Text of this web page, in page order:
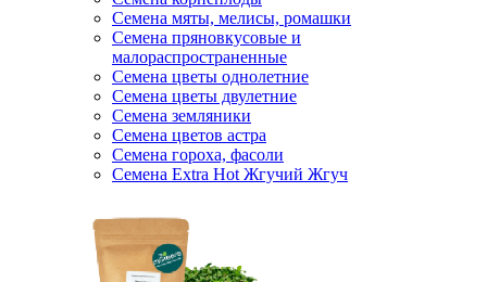
Семена мяты, мелисы, ромашки
Семена пряновкусовые и
малораспространенные
Семена цветы однолетние
Семена цветы двулетние
Семена земляники
Семена цветов астра
Семена гороха, фасоли
Семена Extra Hot Жгучий Жгуч